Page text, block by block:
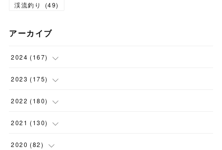
渓流釣り
(49)
アーカイブ
2024 (167)
(11)
(24)
(23)
( 23
2023 (175)
(12)
(18)
(16
2022 (180)
(17)
(15
2021 (130)
(10
2020 (82)